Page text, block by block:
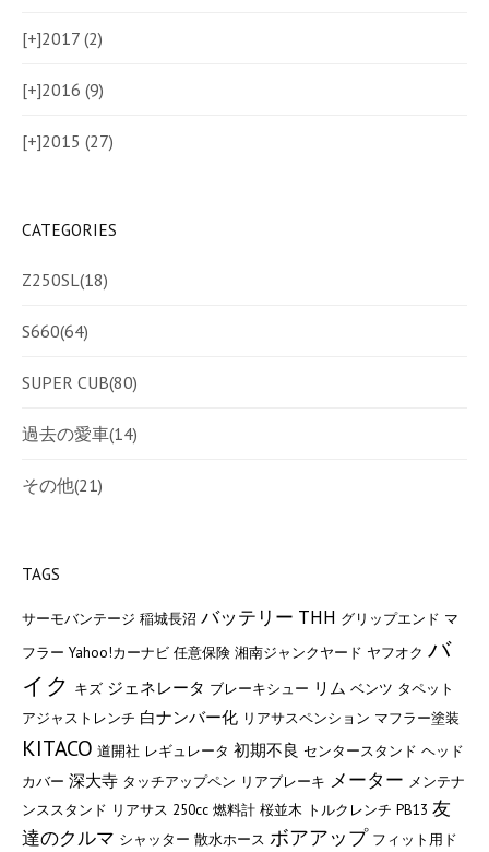
[+]2017 (2)
[+]2016 (9)
[+]2015 (27)
CATEGORIES
Z250SL(18)
S660(64)
SUPER CUB(80)
過去の愛車(14)
その他(21)
TAGS
サーモバンテージ 稲城長沼 バッテリー THH グリップエンド マ
フラー Yahoo!カーナビ 任意保険 湘南ジャンクヤード ヤフオク バ
イク キズ ジェネレータ ブレーキシュー リム ベンツ タペット
アジャストレンチ 白ナンバー化 リアサスペンション マフラー塗装
KITACO 道開社 レギュレータ 初期不良 センタースタンド ヘッド
カバー 深大寺 タッチアップペン リアブレーキ メーター メンテナ
ンススタンド リアサス 250cc 燃料計 桜並木 トルクレンチ PB13 友
達のクルマ シャッター 散水ホース ボアアップ フィット用ド